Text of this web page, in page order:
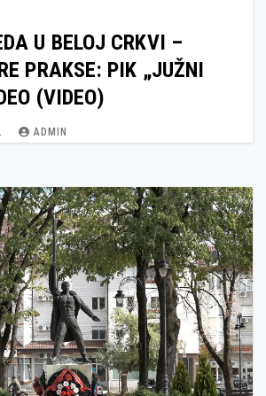
U BELOJ CRKVI –
PRAKSE: PIK „JUŽNI
(VIDEO)
ADMIN